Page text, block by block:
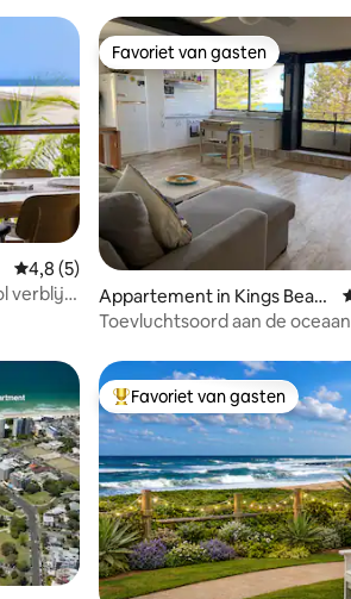
Gemiddelde beoordeling van 4,8 op 5, 5
4,8 (5)
verblijf
Favoriet van gasten
Favoriet van gasten
Appartement in Kings Beac
h
Toevluchtsoord aan de
Topfavoriet van gasten
Favoriet van gasten